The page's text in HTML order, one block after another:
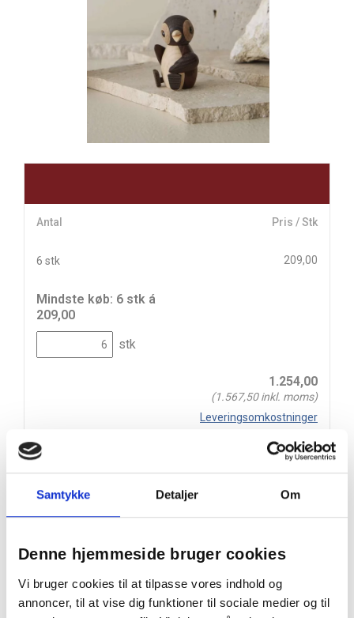
Samtykke Detaljer Om
Denne hjemmeside bruger cookies
Vi bruger cookies til at tilpasse vores indhold og
annoncer, til at vise dig funktioner til sociale medier og til
Antal Pris / Stk
6 stk 209,00
Mindste køb: 6 stk á
209,00
stk
1.254,00
(1.567,50inkl. moms)
Leveringsomkostninger
når vi har bekræftet din ordre.
På lager